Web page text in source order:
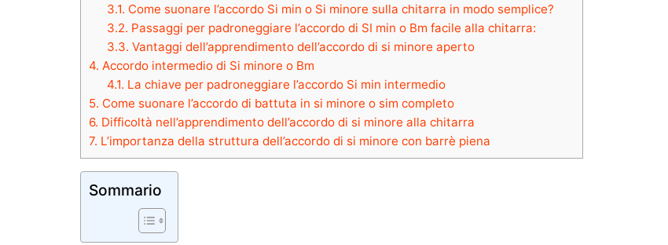
3.1. Come suonare l’accordo Si min o Si minore sulla chitarra in modo semplice?
3.2. Passaggi per padroneggiare l’accordo di SI min o Bm facile alla chitarra:
3.3. Vantaggi dell’apprendimento dell’accordo di si minore aperto
4. Accordo intermedio di Si minore o Bm
4.1. La chiave per padroneggiare l’accordo Si min intermedio
5. Come suonare l’accordo di battuta in si minore o sim completo
6. Difficoltà nell’apprendimento dell’accordo di si minore alla chitarra
7. L’importanza della struttura dell’accordo di si minore con barrè piena
Sommario